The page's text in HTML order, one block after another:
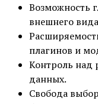
Возможность
внешнего
плагинов и
Контроль над
данных.
Свобода